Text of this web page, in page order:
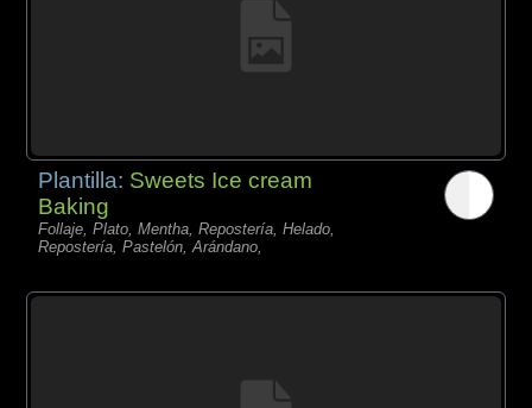
Plantilla: Sweets Ice cream
Baking
Follaje, Plato, Mentha, Repostería, Helado,
Repostería, Pastelón, Arándano,